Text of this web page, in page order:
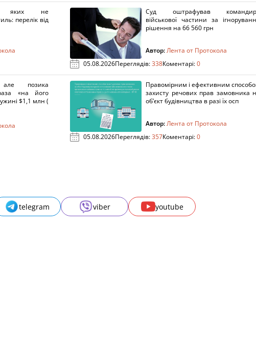
яких не
перелік від
Суд оштрафував
військової частини за
рішення на 66 560 грн
Автор:Лента от Протокола
05.08.2026Переглядів:338Коментарі:0
позика
«на його
$1,1 млн (
Правомірним і ефективним
захисту речових прав замовника
об’єкт будівництва в разі їх осп
Автор:Лента от Протокола
05.08.2026Переглядів:357Коментарі:0
telegram viber youtube